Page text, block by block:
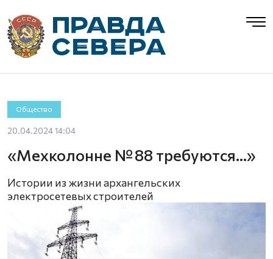
Общество
20.04.2024 14:04
«Мехколонне № 88 требуются…»
Истории из жизни архангельских
электросетевых строителей